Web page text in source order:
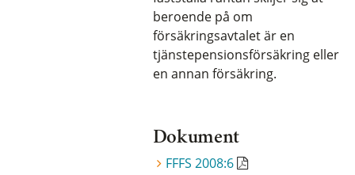
beroende på om
försäkringsavtalet är en
tjänstepensionsförsäkring eller
en annan försäkring.
Dokument
FFFS 2008:6